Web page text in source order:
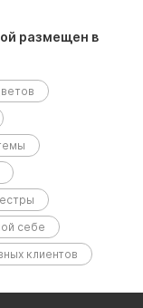
размещен в
себе
клиентов